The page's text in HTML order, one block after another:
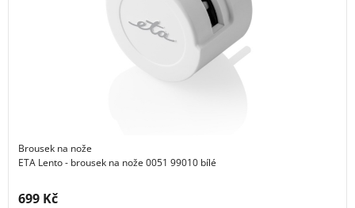
Brousek na nože
ETA Lento - brousek na nože 0051 99010 bílé
Cena s DPH:
699 Kč